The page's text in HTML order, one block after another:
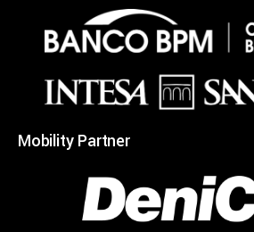
Mobility Partner